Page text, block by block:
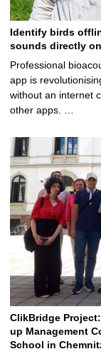
Identify birds
sounds directly
Professional
app is
without an internet
other apps. …
ClikBridge
up Management
School in